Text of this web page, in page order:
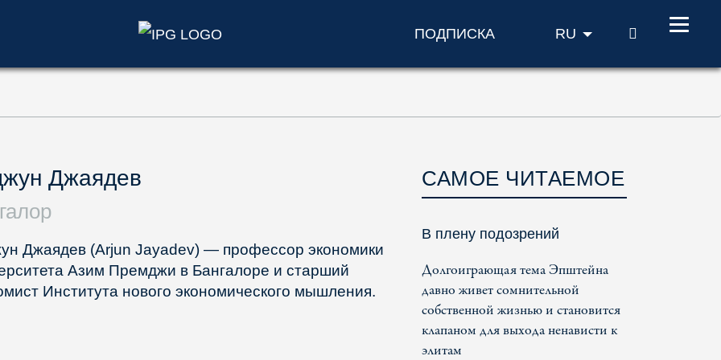
ПОДПИСКА RU ПОИСК
Джаядев
Джаядев (Arjun Jayadev) — профессор экономики
Азим Премджи в Бангалоре и старший
Института нового экономического мышления.
САМОЕ ЧИТАЕМОЕ
В плену подозрений
Долгоиграющая тема Эпштейна
давно живет сомнительной
собственной жизнью и становится
клапаном для выхода ненависти к
элитам